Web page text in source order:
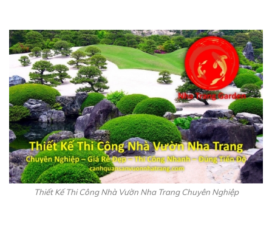
Thiết Kế Thi Công Nhà Vườn Nha Trang Chuyên Nghiệp